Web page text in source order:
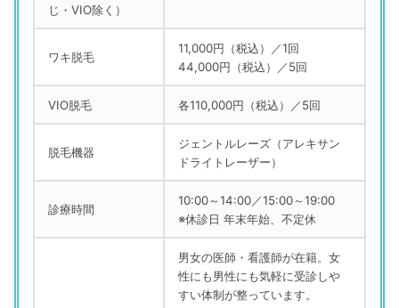
じ・VIO除く）
ワキ脱毛
11,000円（税込）／1回
44,000円（税込）／5回
VIO脱毛 各110,000円（税込）／5回
脱毛機器
ジェントルレーズ（アレキサン
ドライトレーザー）
診療時間
10:00～14:00／15:00～19:00
※休診日 年末年始、不定休
男女の医師・看護師が在籍。女
性にも男性にも気軽に受診しや
すい体制が整っています。